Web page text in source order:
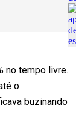
no tempo livre.
o
buzinando